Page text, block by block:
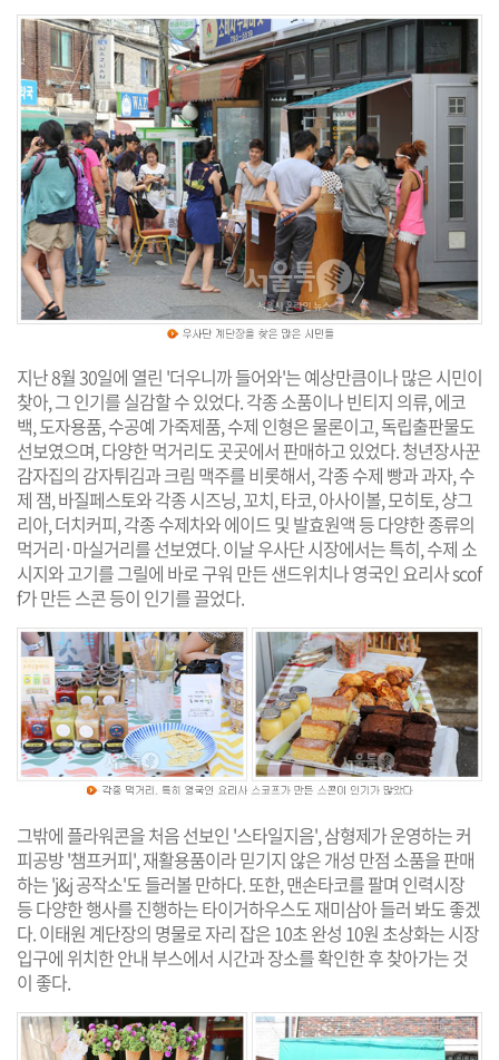
지난 8월 30일에 열린 '더우니까 들어와'는 예상만큼이나 많은 시민이
찾아, 그 인기를 실감할 수 있었다. 각종 소품이나 빈티지 의류, 에코
백, 도자용품, 수공예 가죽제품, 수제 인형은 물론이고, 독립출판물도
선보였으며, 다양한 먹거리도 곳곳에서 판매하고 있었다. 청년장사꾼
감자집의 감자튀김과 크림 맥주를 비롯해서, 각종 수제 빵과 과자, 수
제 잼, 바질페스토와 각종 시즈닝, 꼬치, 타코, 아사이볼, 모히토, 샹그
리아, 더치커피, 각종 수제차와 에이드 및 발효원액 등 다양한 종류의
먹거리·마실거리를 선보였다. 이날 우사단 시장에서는 특히, 수제 소
시지와 고기를 그릴에 바로 구워 만든 샌드위치나 영국인 요리사 scof
f가 만든 스콘 등이 인기를 끌었다.
그밖에 플라워콘을 처음 선보인 '스타일지음', 삼형제가 운영하는 커
피공방 '챔프커피', 재활용품이라 믿기지 않은 개성 만점 소품을 판매
하는 'j&j 공작소'도 들러볼 만하다. 또한, 맨손타코를 팔며 인력시장
등 다양한 행사를 진행하는 타이거하우스도 재미삼아 들러 봐도 좋겠
다. 이태원 계단장의 명물로 자리 잡은 10초 완성 10원 초상화는 시장
입구에 위치한 안내 부스에서 시간과 장소를 확인한 후 찾아가는 것
이 좋다.